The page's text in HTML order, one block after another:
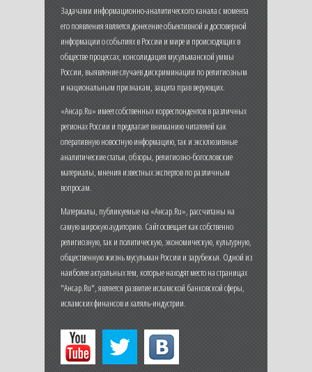
Задачами информационно-аналитического канала с момента
его появления является донесение объективной и достоверной
информации о событиях в России и мире и происходящих в
обществе процессах, консолидация мусульманской уммы
России, выявление случаев дискриминации по религиозным
и национальным признакам, защита прав верующих.
«Ансар.Ru» имеет собственных корреспондентов в различных
регионах России и предлагает вниманию читателей как
оперативную новостную информацию, так и эксклюзивные
аналитические статьи, обзоры, религиозно-богословские
материалы, мнения известных экспертов по различным
вопросам.
Материалы, публикуемые на «Ансар.Ru», рассчитаны на
самую широкую аудиторию. Сайт освещает как собственно
религиозную, так и политическую, экономическую, культурную,
общественную жизнь мусульман России и зарубежья. Одной из
наиболее актуальных тем, которые находят место на страницах
"Ансар.Ru", является развитие исламской банковской сферы,
исламских финансов и халяль-индустрии.